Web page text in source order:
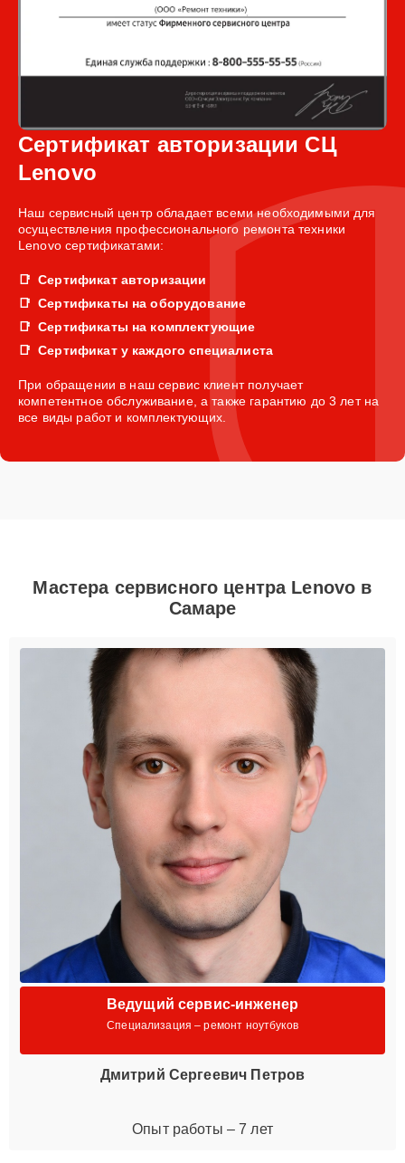
Сертификат авторизации СЦ
Lenovo
Наш сервисный центр обладает всеми необходимыми для
осуществления профессионального ремонта техники
Lenovo сертификатами:
Сертификат авторизации
Сертификаты на оборудование
Сертификаты на комплектующие
Сертификат у каждого специалиста
При обращении в наш сервис клиент получает
компетентное обслуживание, а также гарантию до 3 лет на
все виды работ и комплектующих.
Мастера сервисного центра Lenovo в
Самаре
Ведущий сервис-инженер
Специализация – ремонт ноутбуков
Дмитрий Сергеевич Петров
Опыт работы – 7 лет